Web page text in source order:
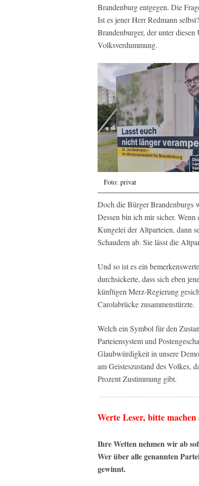
Brandenburg entgegen. Die
Ist es jener Herr Redmann
Brandenburger, der unter diesen
Volksverdummung.
Foto: privat
Doch die Bürger Brandenburgs
Dessen bin ich mir sicher.
Kungelei der Altparteien, dann
Schaudern ab. Sie lässt die
Und so ist es ein
durchsickerte, dass sich eben
künftigen Merz-Regierung
Carolabrücke zusammenstürzte.
Welch ein Symbol für den
Parteiensystem und
Glaubwürdigkeit in unsere
am Geisteszustand des Volkes,
Prozent Zustimmung gibt.
Werte Leser, bitte
Ihre Wetten nehmen wir ab
Wer über alle genannten
gewinnt.